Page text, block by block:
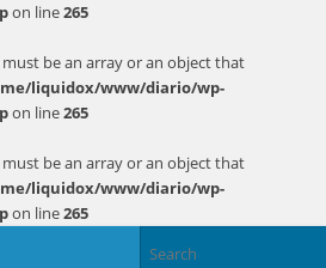
on line265
be an array or an object that
liquidox/www/diario/wp-
on line265
be an array or an object that
liquidox/www/diario/wp-
on line265